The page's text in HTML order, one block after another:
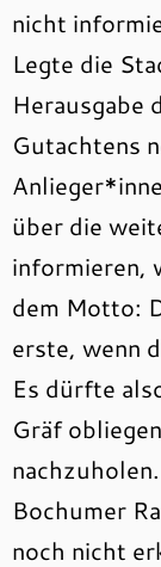
nicht
Legte die
Herausgabe
Gutachtens
über die
informieren,
dem Motto:
erste, wenn
Es dürfte
Gräf
Bochumer
noch nicht